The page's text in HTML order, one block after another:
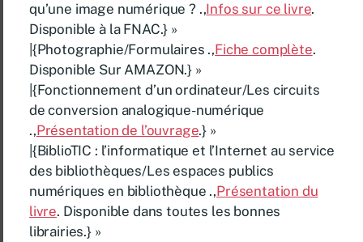
qu’une image numérique ? .,Infos sur ce livre.
Disponible à la FNAC.} »
|{Photographie/Formulaires .,Fiche complète.
Disponible Sur AMAZON.} »
|{Fonctionnement d’un ordinateur/Les circuits
de conversion analogique-numérique
.,Présentation de l’ouvrage.} »
|{BiblioTIC : l’informatique et l’Internet au service
des bibliothèques/Les espaces publics
numériques en bibliothèque .,Présentation du
livre. Disponible dans toutes les bonnes
librairies.} »